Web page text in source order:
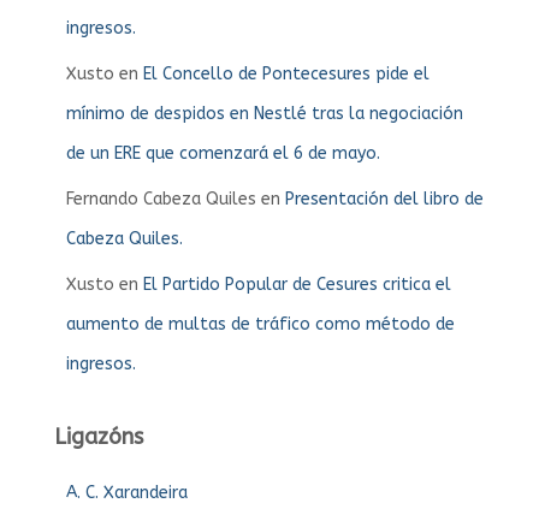
ingresos.
Xusto en El Concello de Pontecesures pide el
mínimo de despidos en Nestlé tras la negociación
de un ERE que comenzará el 6 de mayo.
Fernando Cabeza Quiles en Presentación del libro de
Cabeza Quiles.
Xusto en El Partido Popular de Cesures critica el
aumento de multas de tráfico como método de
ingresos.
Ligazóns
A. C. Xarandeira